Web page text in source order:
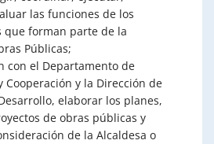
las funciones de los
que forman parte de la
Públicas;
con el Departamento de
Cooperación y la Dirección de
elaborar los planes,
de obras públicas y
de la Alcaldesa o